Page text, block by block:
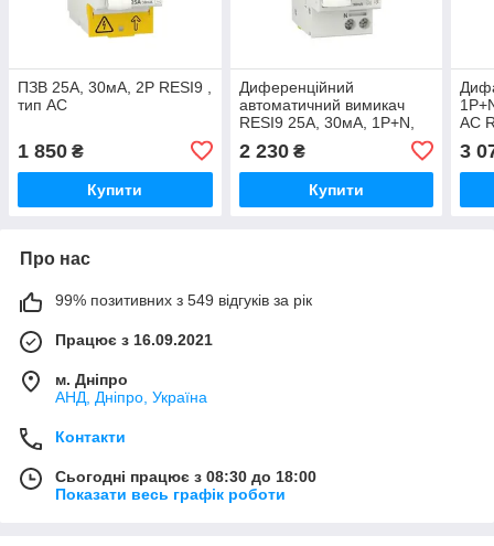
ПЗВ 25A, 30мA, 2P RESI9 ,
тип АС
1 850 ₴
Купити
Диференційний
автоматичний вимикач
RESI9 25А, 30мA, 1P+N,
2 230₴
Купити
АС
3
Про нас
99% позитивних з 549 відгуків за рік
Працює з 16.09.2021
м. Дніпро
АНД, Дніпро, Україна
Контакти
Сьогодні працює з 08:30 до 18:00
Показати весь графік роботи